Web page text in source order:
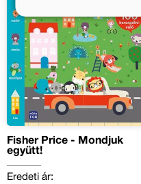
Fisher Price - Mondjuk
együtt!
Eredeti ár: